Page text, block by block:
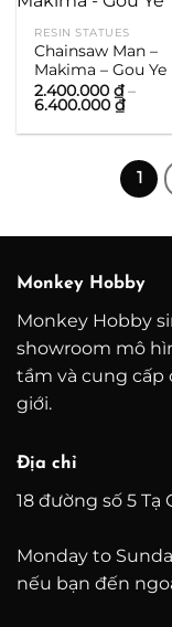
RESIN STATUES
Chainsaw Man –
Makima – Gou Ye
2.400.000₫ –
6.400.000₫
giá:
từ
đến
1
Monkey Hobby
Monkey Hobby
showroom mô
tầm và cung
giới.
Địa chỉ
18 đường số 5 Tạ
Monday to
nếu bạn đến